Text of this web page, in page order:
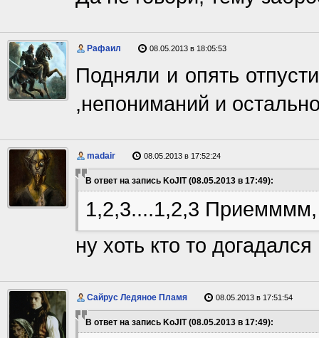
Рафаил 08.05.2013 в 18:05:53
Подняли и опять
,непониманий и
madair 08.05.2013 в 17:52:24
В ответ на запись KoJIT (08.05.2013 в 17:49):
1,2,3....1,2,3
ну хоть кто то
Сайрус Ледяное Пламя 08.05.2013 в 17:51:54
В ответ на запись KoJIT (08.05.2013 в 17:49):